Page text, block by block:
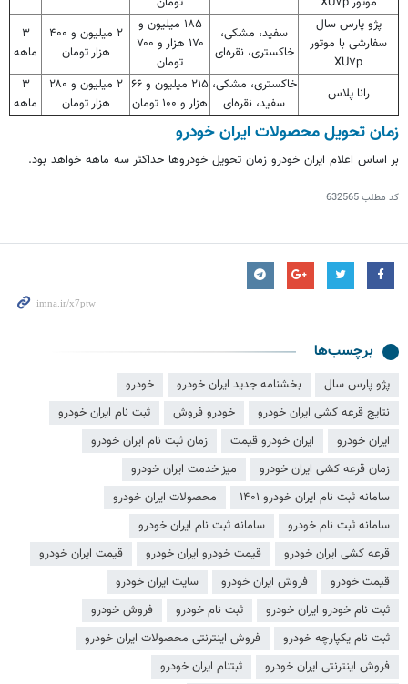
پژو پارس سال
سفارشی با موتور
XU۷p
سفید، مشکی،
خاکستری، نقره‌ای
۱۸۵ میلیون و
۱۷۰ هزار و ۷۰۰
تومان
۲ میلیون و ۴۰۰
هزار تومان
۳
ماهه
رانا پلاس
خاکستری، مشکی،
سفید، نقره‌ای
۲۱۵ میلیون و ۶۶
هزار و ۱۰۰ تومان
۲ میلیون و ۲۸۰
هزار تومان
۳
ماهه
زمان تحویل محصولات ایران خودرو
بر اساس اعلام ایران خودرو زمان تحویل خودروها حداکثر سه ماهه خواهد بود.
کد مطلب632565
برچسب‌ها
پژو پارس سال بخشنامه جدید ایران خودرو
خودرو
نتایج قرعه کشی ایران خودرو
خودرو فروش
ثبت نام ایران خودرو
ایران خودرو
ایران خودرو قیمت
زمان ثبت نام ایران خودرو
زمان قرعه کشی ایران خودرو
میز خدمت ایران خودرو
سامانه ثبت نام ایران خودرو ۱۴۰۱
محصولات ایران خودرو
سامانه ثبت نام خودرو
سامانه ثبت نام ایران خودرو
قرعه کشی ایران خودرو
قیمت خودرو ایران خودرو
قیمت ایران خودرو
قیمت خودرو
فروش ایران خودرو
سایت ایران خودرو
ثبت نام خودرو ایران خودرو
ثبت نام خودرو
فروش خودرو
ثبت نام یکپارچه خودرو
فروش اینترنتی محصولات ایران خودرو
فروش اینترنتی ایران خودرو
ثبتنام ایران خودرو